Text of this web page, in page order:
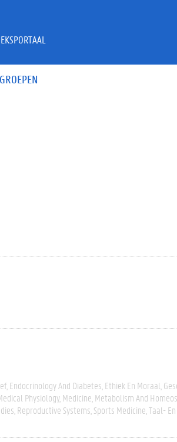
Endocrinology And Diabetes Ethiek En Moraal
Physiology Medicine Metabolism And
Reproductive Systems Sports Medicine Taal-